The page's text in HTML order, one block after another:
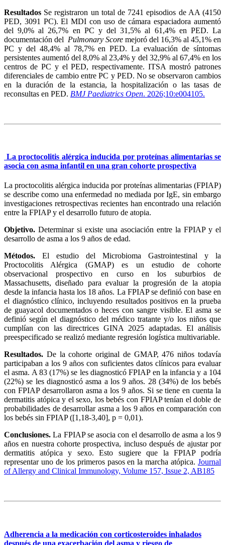
Resultados Se registraron un total de 7241 episodios de AA (4150
PED, 3091 PC). El MDI con uso de cámara espaciadora aumentó
del 9,0% al 26,7% en PC y del 31,5% al ​​61,4% en PED. La
documentación del Pulmonary Score mejoró del 16,3% al 45,1% en
PC y del 48,4% al 78,7% en PED. La evaluación de síntomas
persistentes aumentó del 8,0% al 23,4% y del 32,9% al 67,4% en los
centros de PC y el PED, respectivamente. ITSA mostró patrones
diferenciales de cambio entre PC y PED. No se observaron cambios
en la duración de la estancia, la hospitalización o las tasas de
reconsultas en PED. BMJ Paediatrics Open. 2026;10:e004105.
La proctocolitis alérgica inducida por proteínas alimentarias se
asocia con asma infantil en una gran cohorte prospectiva
La proctocolitis alérgica inducida por proteínas alimentarias (FPIAP)
se describe como una enfermedad no mediada por IgE, sin embargo
investigaciones retrospectivas recientes han encontrado una relación
entre la FPIAP y el desarrollo futuro de atopia.
Objetivo. Determinar si existe una asociación entre la FPIAP y el
desarrollo de asma a los 9 años de edad.
Métodos. El estudio del Microbioma Gastrointestinal y la
Proctocolitis Alérgica (GMAP) es un estudio de cohorte
observacional prospectivo en curso en los suburbios de
Massachusetts, diseñado para evaluar la progresión de la atopia
desde la infancia hasta los 18 años. La FPIAP se definió con base en
el diagnóstico clínico, incluyendo resultados positivos en la prueba
de guayacol documentados o heces con sangre visible. El asma se
definió según el diagnóstico del médico tratante y/o los niños que
cumplían con las directrices GINA 2025 adaptadas. El análisis
preespecificado se realizó mediante regresión logística multivariable.
Resultados. De la cohorte original de GMAP, 476 niños todavía
participaban a los 9 años con suficientes datos clínicos para evaluar
el asma. A 83 (17%) se les diagnosticó FPIAP en la infancia y a 104
(22%) se les diagnosticó asma a los 9 años. 28 (34%) de los bebés
con FPIAP desarrollaron asma a los 9 años. Si se tiene en cuenta la
dermatitis atópica y el sexo, los bebés con FPIAP tenían el doble de
probabilidades de desarrollar asma a los 9 años en comparación con
los bebés sin FPIAP ([1,18-3,40], p = 0,01).
Conclusiones.La FPIAP se asocia con el desarrollo de asma a los 9
años en nuestra cohorte prospectiva, incluso después de ajustar por
dermatitis atópica y sexo. Esto sugiere que la FPIAP podría
representar uno de los primeros pasos en la marcha atópica. Journal
of Allergy and Clinical Immunology, Volume 157, Issue 2, AB185
Adherencia a la medicación con corticosteroides inhalados
después de una exacerbación del asma y riesgo de